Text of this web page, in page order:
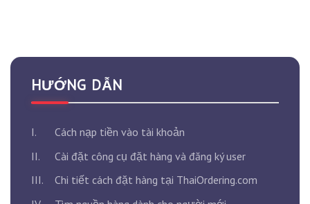
HƯỚNG DẪN
I.
Cách nạp tiền vào tài khoản
II.
Cài đặt công cụ đặt hàng và đăng ký user
III.
Chi tiết cách đặt hàng tại ThaiOrdering.com